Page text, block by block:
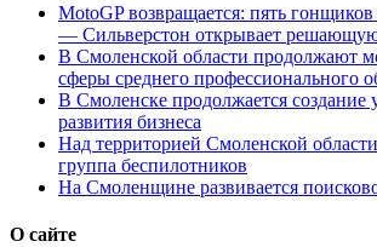
MotoGP возвращается: пять
— Сильверстон открывает решающую
В Смоленской области продолжают
сферы среднего профессионального
В Смоленске продолжается создание
развития бизнеса
Над территорией Смоленской
группа беспилотников
На Смоленщине развивается
О сайте